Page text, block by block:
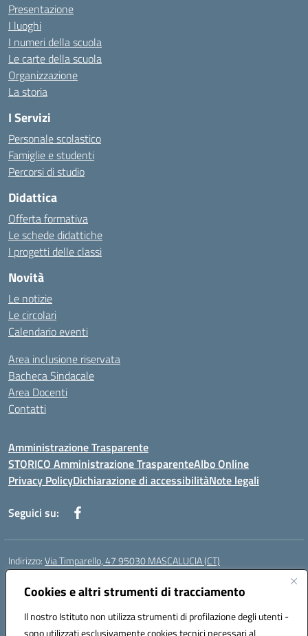
Cookies e altri strumenti di tracciamento
Il nostro Istituto non utilizza strumenti di profilazione degli utenti -
sono utilizzati esclusivamente cookies tecnici necessari al
Presentazione
I luoghi
I numeri della scuola
Le carte della scuola
Organizzazione
La storia
I Servizi
Personale scolastico
Famiglie e studenti
Percorsi di studio
Didattica
Offerta formativa
Le schede didattiche
I progetti delle classi
Novità
Le notizie
Le circolari
Calendario eventi
Area inclusione riservata
Bacheca Sindacale
Area Docenti
Contatti
Amministrazione Trasparente
STORICO Amministrazione TrasparenteAlbo Online
Privacy PolicyDichiarazione di accessibilitàNote legali
Seguici su:
Indirizzo:Via Timparello, 47 95030 MASCALUCIA (CT)
Centralino:
Posta elettronica certificata (PEC):ctic8bc002@pec.istruzione.it
Codice fiscale: 93238350875
Codice meccanografico:ctic8bc002